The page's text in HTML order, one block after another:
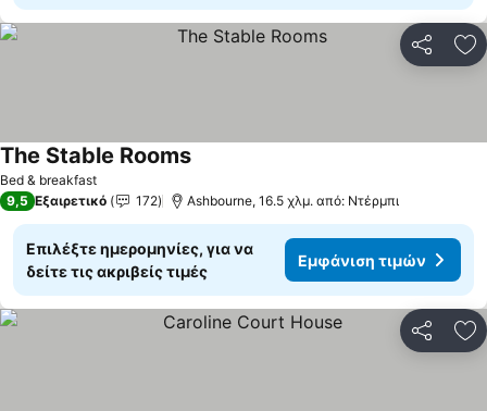
Bed & breakfast
The Stable RoomsΕμφάνιση τιμών
9,5 Εξαιρετικό 172 Ashbourne, 16.5 χλμ. από: Ντέρμπι
Επιλέξτε ημερομηνίες, για να
δείτε τις ακριβείς τιμές
Εμφάνιση τιμών